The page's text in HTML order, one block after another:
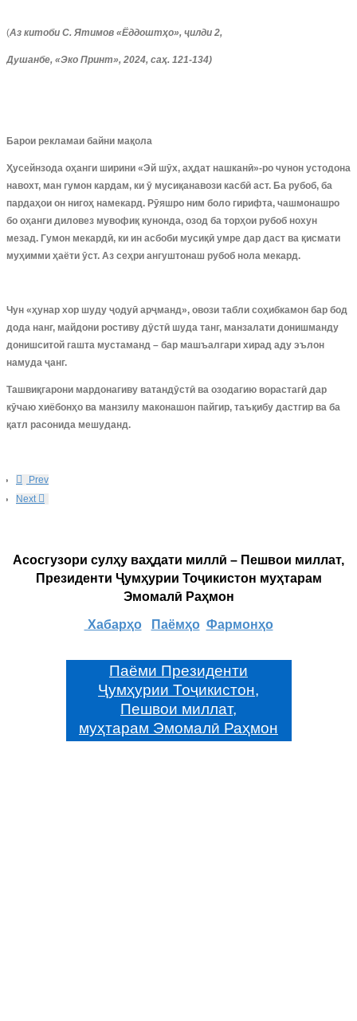
(Аз китоби С. Ятимов «Ёддоштҳо», ҷилди 2,
Душанбе, «Эко Принт», 2024, саҳ. 121-134)
Барои рекламаи байни мақола
Ҳусейнзода оҳанги ширини «Эй шӯх, аҳдат нашканӣ»-ро чунон устодона
навохт, ман гумон кардам, ки ӯ мусиқанавози касбӣ аст. Ба рубоб, ба
пардаҳои он нигоҳ намекард. Рӯяшро ним боло гирифта, чашмонашро
бо оҳанги диловез мувофиқ кунонда, озод ба торҳои рубоб нохун
мезад. Гумон мекардӣ, ки ин асбоби мусиқӣ умре дар даст ва қисмати
муҳимми ҳаёти ӯст. Аз сеҳри ангуштонаш рубоб нола мекард.
Чун «ҳунар хор шуду ҷодуӣ арҷманд», овози табли соҳибкамон бар бод
дода нанг, майдони ростиву дӯстӣ шуда танг, манзалати донишманду
донишситой гашта мустаманд – бар машъалгари хирад аду эълон
намуда ҷанг.
Ташвиқгарони мардонагиву ватандӯстӣ ва озодагию ворастагӣ дар
кӯчаю хиёбонҳо ва манзилу маконашон пайгир, таъқибу дастгир ва ба
қатл расонида мешуданд.
Prev
Next
Асосгузори сулҳу ваҳдати миллӣ – Пешвои миллат,
Президенти Ҷумҳурии Тоҷикистон муҳтарам
Эмомалӣ Раҳмон
Хабарҳо Паёмҳо Фармонҳо
Паёми Президенти
Ҷумҳурии Тоҷикистон,
Пешвои миллат,
муҳтарам Эмомалӣ Раҳмон